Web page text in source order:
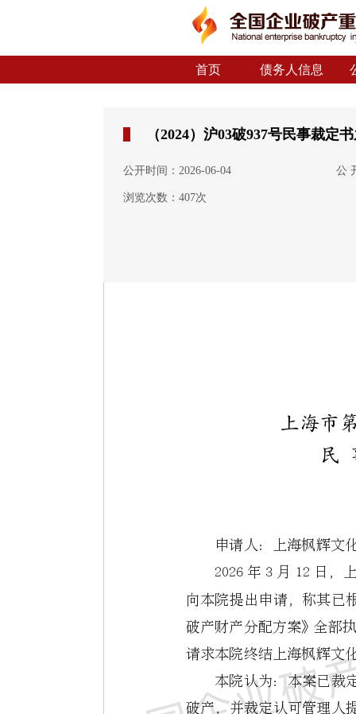
首页 债务人信息
（2024）沪03破937号民事裁定
公开时间：2026-06-04 公
浏览次数：407次